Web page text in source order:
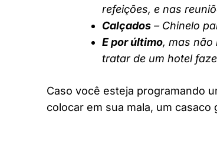
refeições, e nas
Calçados – Chinelo
E por último, mas não
tratar de um hotel
Caso você esteja programando
colocar em sua mala, um